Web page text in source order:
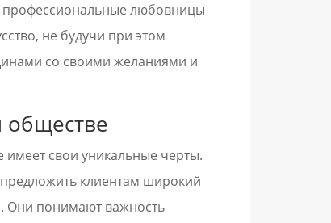
профессиональные любовницы
не будучи при этом
со своими желаниями и
обществе
свои уникальные черты.
клиентам широкий
Они понимают важность